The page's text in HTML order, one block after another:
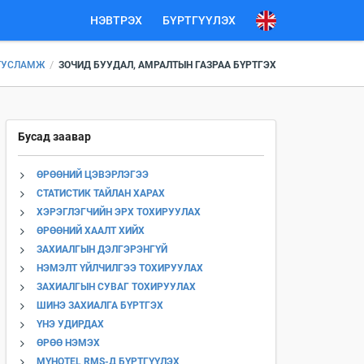
НЭВТРЭХ БҮРТГҮҮЛЭХ
/ ЗОЧИД БУУДАЛ, АМРАЛТЫН ГАЗРАА БҮРТГЭХ
Бусад заавар
ӨРӨӨНИЙ ЦЭВЭРЛЭГЭЭ
СТАТИСТИК ТАЙЛАН ХАРАХ
ХЭРЭГЛЭГЧИЙН ЭРХ ТОХИРУУЛАХ
ӨРӨӨНИЙ ХААЛТ ХИЙХ
ЗАХИАЛГЫН ДЭЛГЭРЭНГҮЙ
НЭМЭЛТ ҮЙЛЧИЛГЭЭ ТОХИРУУЛАХ
ЗАХИАЛГЫН СУВАГ ТОХИРУУЛАХ
ШИНЭ ЗАХИАЛГА БҮРТГЭХ
ҮНЭ УДИРДАХ
ӨРӨӨ НЭМЭХ